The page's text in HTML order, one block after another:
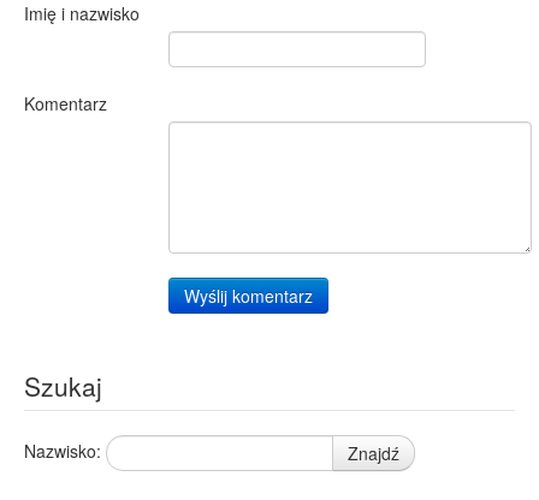
Imię i nazwisko
Komentarz
Wyślij komentarz
Szukaj
Nazwisko: Znajdź